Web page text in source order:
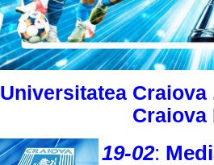
Universitatea
Craiova
19-02: